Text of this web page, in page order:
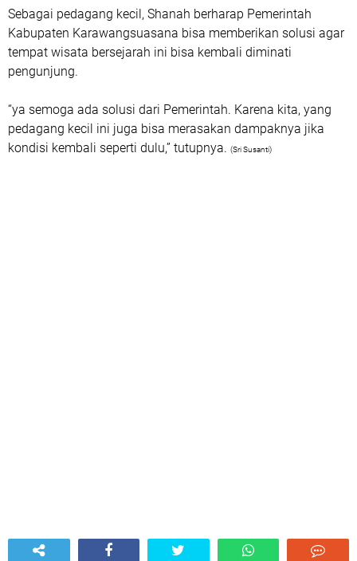
Sebagai pedagang kecil, Shanah berharap Pemerintah
Kabupaten Karawangsuasana bisa memberikan solusi agar
tempat wisata bersejarah ini bisa kembali diminati
pengunjung.
“ya semoga ada solusi dari Pemerintah. Karena kita, yang
pedagang kecil ini juga bisa merasakan dampaknya jika
kondisi kembali seperti dulu,” tutupnya. (Sri Susanti)